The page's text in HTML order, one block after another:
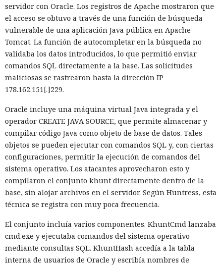
servidor con Oracle. Los registros de Apache mostraron que
el acceso se obtuvo a través de una función de búsqueda
vulnerable de una aplicación Java pública en Apache
Tomcat. La función de autocompletar en la búsqueda no
validaba los datos introducidos, lo que permitió enviar
comandos SQL directamente a la base. Las solicitudes
maliciosas se rastrearon hasta la dirección IP
178.162.151[.]229.
Oracle incluye una máquina virtual Java integrada y el
operador CREATE JAVA SOURCE, que permite almacenar y
compilar código Java como objeto de base de datos. Tales
objetos se pueden ejecutar con comandos SQL y, con ciertas
configuraciones, permitir la ejecución de comandos del
sistema operativo. Los atacantes aprovecharon esto y
compilaron el conjunto khunt directamente dentro de la
base, sin alojar archivos en el servidor. Según Huntress, esta
técnica se registra con muy poca frecuencia.
El conjunto incluía varios componentes. KhuntCmd lanzaba
cmd.exe y ejecutaba comandos del sistema operativo
mediante consultas SQL. KhuntHash accedía a la tabla
interna de usuarios de Oracle y escribía nombres de